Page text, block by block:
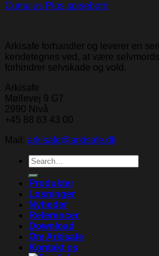
Cumulus Plus spisebord
Arkisafe forhandler og leverer en
kendetegnes ved, at være
forhindrer selvskade og vold.
Arkisafe
Møllevej 9 G7
2990 Nivå
+45 88 63 43 00
Mail: arkisafe@arkisafe.dk
Search
for:
Produkter
Løsninger
Nyheder
Referencer
Download
Om Arkisafe
Kontakt os